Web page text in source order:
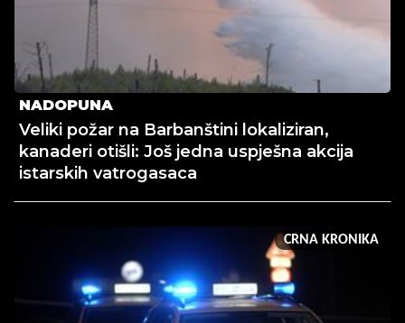
NADOPUNA
Veliki požar na Barbanštini lokaliziran,
kanaderi otišli: Još jedna uspješna akcija
istarskih vatrogasaca
CRNA KRONIKA